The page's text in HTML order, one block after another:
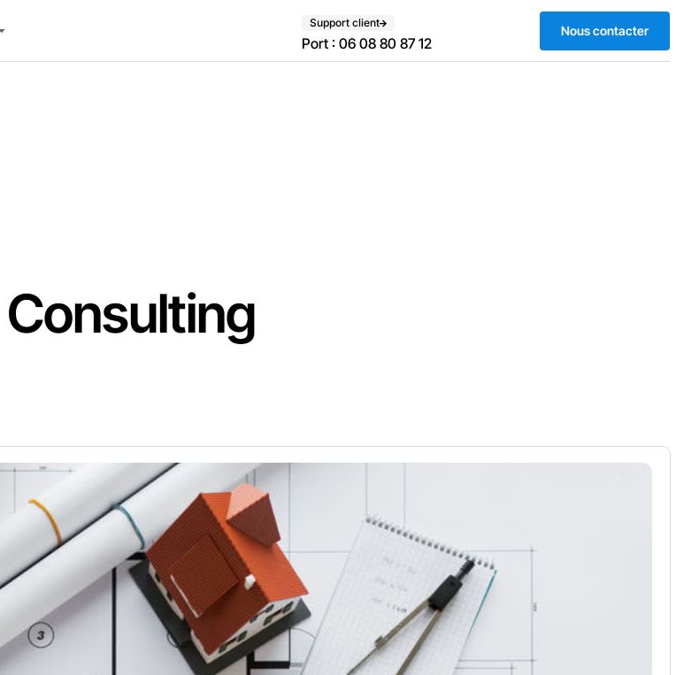
Support client
Port : 06 08 80 87 12
Nous contacter
Consulting